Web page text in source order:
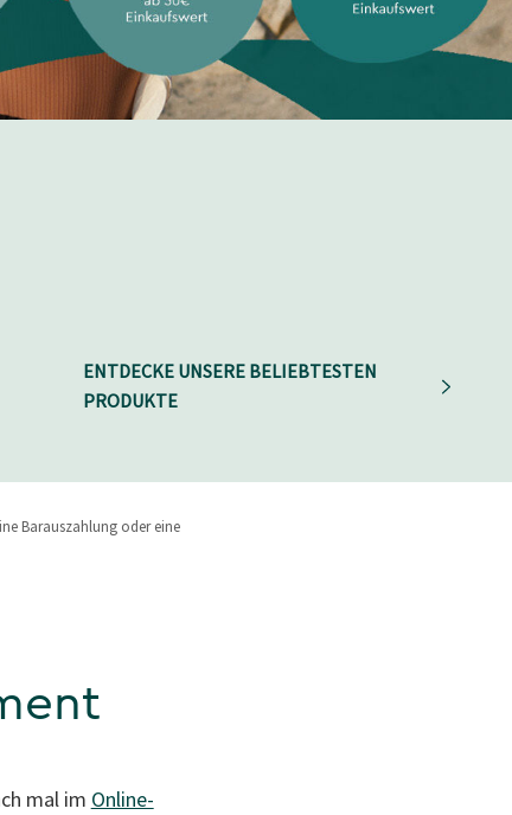
ENTDECKE UNSERE BELIEBTESTEN
PRODUKTE
Barauszahlung oder eine
mal im Online-